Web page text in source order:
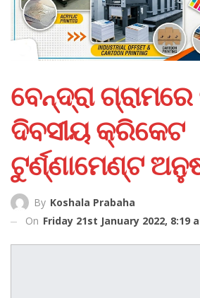
ବେନ୍ଦ୍ରା
ଦିବସୀୟ କ୍ରିକେଟ
ଟୁର୍ଣ୍ଣାମେଣ୍ଟ
By Koshala Prabaha
On Friday 21st January 2022, 8:19